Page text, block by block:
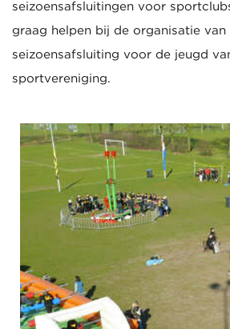
seizoensafsluitingen voor
graag helpen bij de organisatie van
seizoensafsluiting voor de jeugd
sportvereniging.